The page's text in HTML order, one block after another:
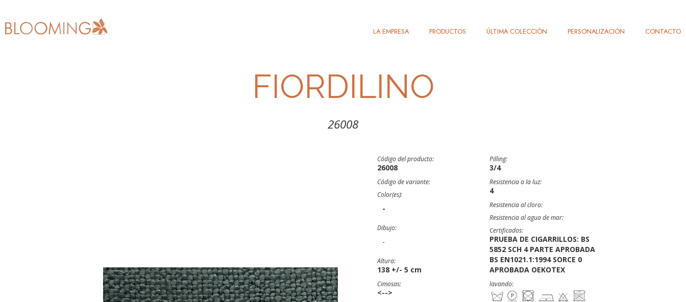
LA EMPRESA PRODUCTOS ÚLTIMA COLECCIÓN PERSONALIZACIÓN CONTACTO
FIORDILINO
26008
Código del producto:
26008
Código de variante:
Color(es):
-
Dibujo:
-
Altura:
138 +/- 5 cm
Cimosas:
<-->
Pilling:
3/4
Resistencia a la luz:
4
Resistencia al cloro:
Resistencia al agua de mar:
Certificados:
PRUEBA DE CIGARRILLOS: BS
5852 SCH 4 PARTE APROBADA
BS EN1021.1:1994 SORCE 0
APROBADA OEKOTEX
lavando: